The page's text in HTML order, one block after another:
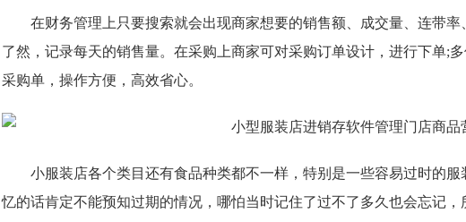
在财务管理上只要搜索就会出现商家想要的销售额、成交量、连带
了然，记录每天的销售量。在采购上商家可对采购订单设计，进行下单;
采购单，操作方便，高效省心。
小服装店各个类目还有食品种类都不一样，特别是一些容易过时的
忆的话肯定不能预知过期的情况，哪怕当时记住了过不了多久也会忘记